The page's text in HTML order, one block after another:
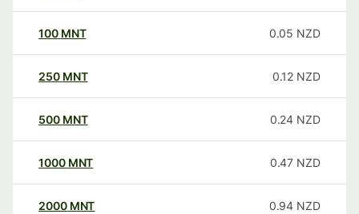
100 MNT 0.05 NZD
250 MNT 0.12 NZD
500 MNT 0.24 NZD
1000 MNT 0.47 NZD
2000 MNT 0.94 NZD